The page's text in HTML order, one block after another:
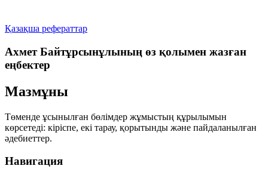
Қазақша рефераттар
Ахмет Байтұрсынұлының өз қолымен жазған
еңбектер
Мазмұны
Төменде ұсынылған бөлімдер жұмыстың құрылымын
көрсетеді: кіріспе, екі тарау, қорытынды және пайдаланылған
әдебиеттер.
Навигация